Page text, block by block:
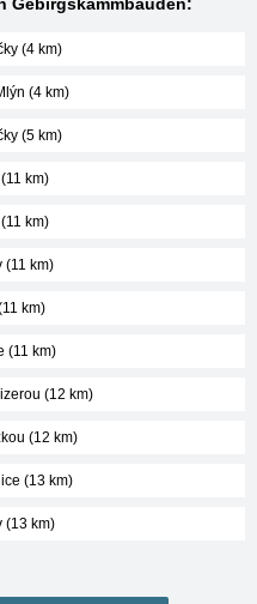
(4 km)
(4 km)
(5 km)
km)
km)
(11 km)
km)
(11 km)
(12 km)
(12 km)
(13 km)
(13 km)